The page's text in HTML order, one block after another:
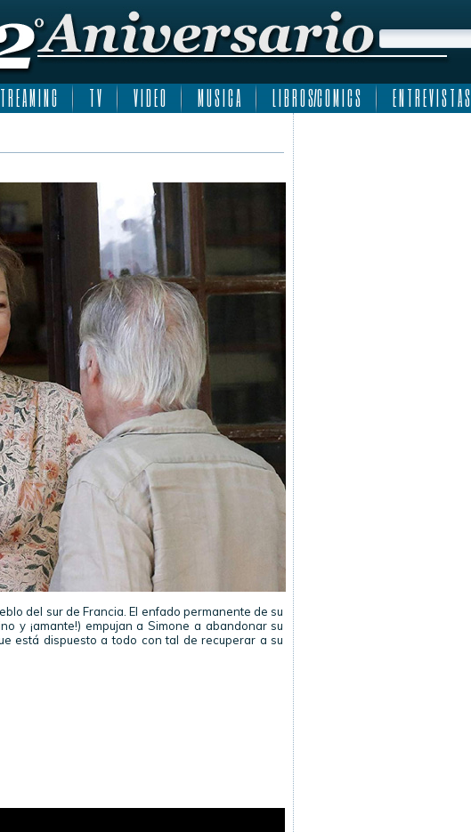
R E A M I N G T V V I D E O M U S I C A L I B R O S/C O M I C S E N T R E V I S T A S
del sur de Francia. El enfado permanente de su
y ¡amante!) empujan a Simone a abandonar su
está dispuesto a todo con tal de recuperar a su